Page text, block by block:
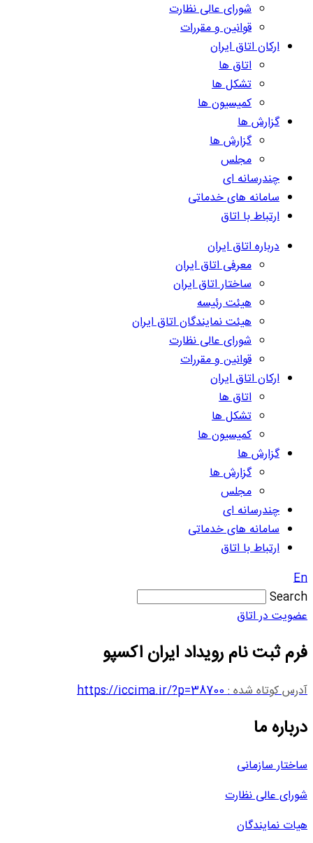
شورای عالی نظارت
قوانین و مقررات
ارکان اتاق ایران
اتاق ها
تشکل ها
کمیسیون ها
گزارش ها
گزارش ها
مجلس
چندرسانه ای
سامانه های خدماتی
ارتباط با اتاق
درباره اتاق ایران
معرفی اتاق ایران
ساختار اتاق ایران
هیئت رئیسه
هیئت نمایندگان اتاق ایران
شورای عالی نظارت
قوانین و مقررات
ارکان اتاق ایران
اتاق ها
تشکل ها
کمیسیون ها
گزارش ها
گزارش ها
مجلس
چندرسانه ای
سامانه های خدماتی
ارتباط با اتاق
En
Search
عضویت در اتاق
فرم ثبت نام رویداد ایران اکسپو
آدرس کوتاه شده :https://iccima.ir/?p=38700
درباره ما
ساختار سازمانی
شورای عالی نظارت
هیات نمایندگان